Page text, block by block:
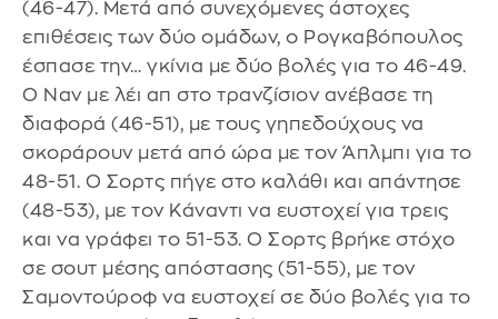
(46-47). Μετά από συνεχόμενες άστοχες
επιθέσεις των δύο ομάδων, ο Ρογκαβόπουλος
έσπασε την… γκίνια με δύο βολές για το 46-49.
Ο Ναν με λέι απ στο τρανζίσιον ανέβασε τη
διαφορά (46-51), με τους γηπεδούχους να
σκοράρουν μετά από ώρα με τον Άπλμπι για το
48-51. Ο Σορτς πήγε στο καλάθι και απάντησε
(48-53), με τον Κάναντι να ευστοχεί για τρεις
και να γράφει το 51-53. Ο Σορτς βρήκε στόχο
σε σουτ μέσης απόστασης (51-55), με τον
Σαμοντούροφ να ευστοχεί σε δύο βολές για το